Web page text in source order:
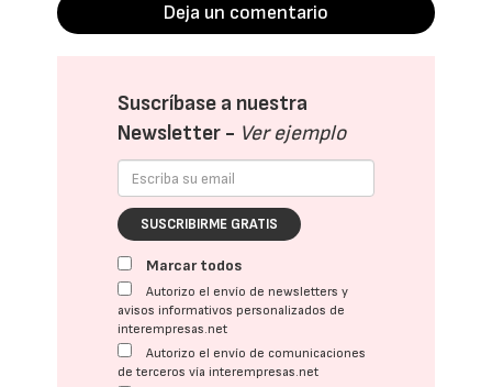
Deja un comentario
Suscríbase a nuestra
Newsletter - Ver ejemplo
SUSCRIBIRME GRATIS
Marcar todos
Autorizo el envío de newsletters y
avisos informativos personalizados de
interempresas.net
Autorizo el envío de comunicaciones
de terceros vía interempresas.net